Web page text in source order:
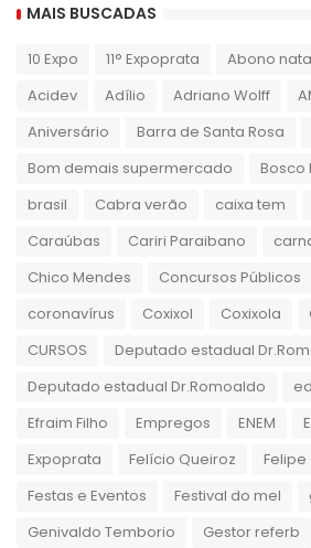
MAIS BUSCADAS
10 Expo 11° Expoprata Abono
Acidev
Adílio Adriano Wolff
Aniversário
Barra de Santa Rosa
Bom demais supermercado
Bosco
brasil
Cabra verão caixa tem
Caraúbas
Cariri Paraibano
Chico Mendes
Concursos Públicos
coronavírus
Coxixol Coxixola
CURSOS
Deputado estadual
Deputado estadual Dr.Romoaldo
Efraim Filho
Empregos ENEM
Expoprata
Felício Queiroz
Felipe
Festas e Eventos
Festival do mel
Genivaldo Temborio
Gestor referb